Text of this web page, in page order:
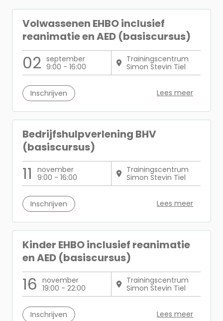
Volwassenen EHBO inclusief
reanimatie en AED (basiscursus)
02 september
9:00 - 16:00
Trainingscentrum
Simon Stevin Tiel
Inschrijven Lees meer
Bedrijfshulpverlening BHV
(basiscursus)
11
november
9:00 - 16:00
Trainingscentrum
Simon Stevin Tiel
Inschrijven Lees meer
Kinder EHBO inclusief reanimatie
en AED (basiscursus)
16 november
19:00 - 22:00
Trainingscentrum
Simon Stevin Tiel
Inschrijven Lees meer